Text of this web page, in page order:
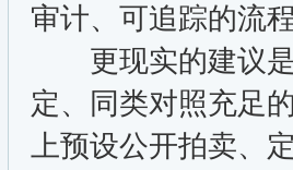
审计、可追踪的流
更现实的建议是
定、同类对照充足
上预设公开拍卖、